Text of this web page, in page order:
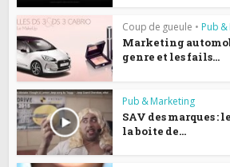
Coup de gueule • Pub
Marketing
genre et les fails...
Pub & Marketing
SAV des marques :
la boite de...